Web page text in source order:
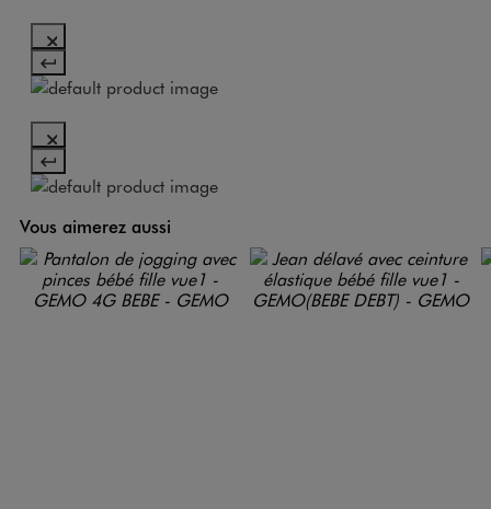
Vous aimerez aussi